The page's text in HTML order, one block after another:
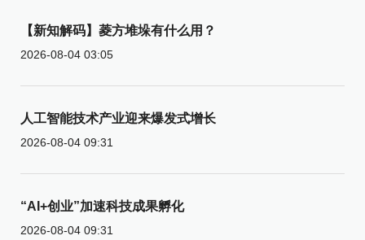
【新知解码】菱方堆垛有什么用？
2026-08-04 03:05
人工智能技术产业迎来爆发式增长
2026-08-04 09:31
“AI+创业”加速科技成果孵化
2026-08-04 09:31